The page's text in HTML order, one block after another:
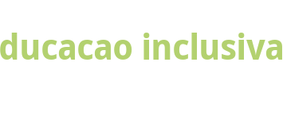
inclusiva